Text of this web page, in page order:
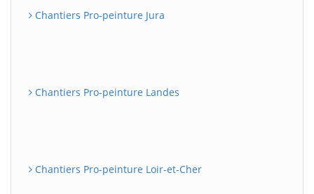
Chantiers Pro-peinture Jura
Chantiers Pro-peinture Landes
Chantiers Pro-peinture Loir-et-Cher